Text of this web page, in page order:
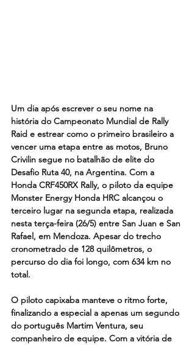
Um dia após escrever o seu nome na
história do Campeonato Mundial de Rally
Raid e estrear como o primeiro brasileiro a
vencer uma etapa entre as motos, Bruno
Crivilin segue no batalhão de elite do
Desafio Ruta 40, na Argentina. Com a
Honda CRF450RX Rally, o piloto da equipe
Monster Energy Honda HRC alcançou o
terceiro lugar na segunda etapa, realizada
nesta terça-feira (26/5) entre San Juan e San
Rafael, em Mendoza. Apesar do trecho
cronometrado de 128 quilômetros, o
percurso do dia foi longo, com 634 km no
total.
O piloto capixaba manteve o ritmo forte,
finalizando a especial a apenas um segundo
do português Martim Ventura, seu
companheiro de equipe. Com a vitória de